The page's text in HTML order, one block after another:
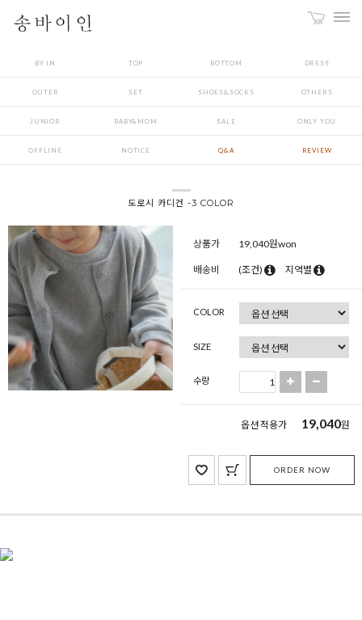
BY IN TOP BOTTOM DRESS
OUTER SET SHOES&SOCKS OTHERS
JUNIOR BABY&MOM SALE ONLY YOU
OFFLINE NOTICE Q&A REVIEW
도로시 카디건 -3 COLOR
상품가 19,040원won
배송비 (조건) 지역별
COLOR
SIZE
수량
옵션 적용가 19,040원
ORDER NOW